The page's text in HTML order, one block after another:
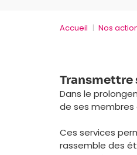
Accueil Nos
Transmettre
Dans le
de ses membres
Ces services
rassemble des